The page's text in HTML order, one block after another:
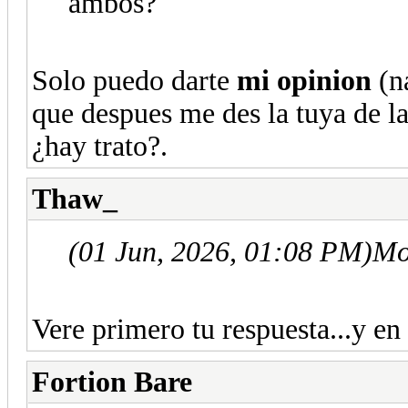
Solo puedo darte mi opinion
que despues me des la tuya de
¿hay trato?.
Thaw_
(01 Jun, 2026, 01:08 PM)
Vere primero tu respuesta...y
Fortion Bare